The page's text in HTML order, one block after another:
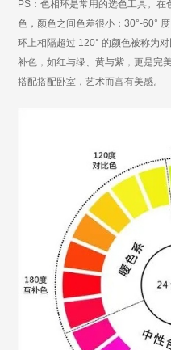
PS：色相环是常用的选色工具。在
色，颜色之间色差很小；30°-60°
环上相隔超过 120° 的颜色被称为
补色，如红与绿、黄与紫，更是完
搭配搭配卧室，艺术而富有美感。